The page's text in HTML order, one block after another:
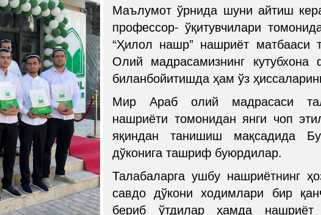
Маълумот ўрнида шуни айтиш
профессор- ўқитувчилари
“Ҳилол нашр” нашриёт матбааси
Олий мадрасамизнинг кутубхона
биланбойитишда ҳам ўз
Мир Араб олий мадрасаси
нашриёти томонидан янги чоп
яқиндан танишиш мақсадида
дўконига ташриф буюрдилар.
Талабаларга ушбу нашриётнинг
савдо дўкони ходимлари бир
бериб ўтдилар ҳамда нашриёт